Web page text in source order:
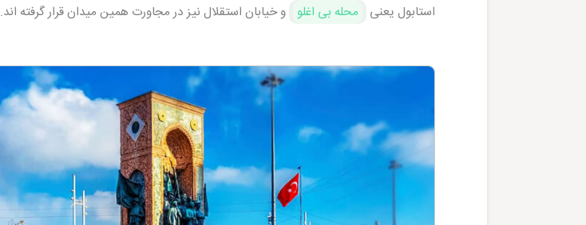
استابول یعنی
محله بی اغلو و خیابان استقلال نیز در مجاورت همین میدان قرار گرفته اند.